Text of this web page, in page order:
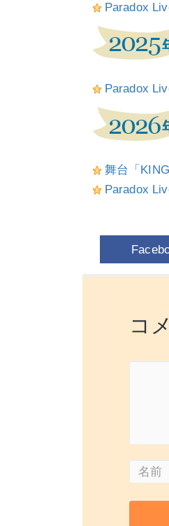
Paradox
Paradox
舞台「
Paradox
コ